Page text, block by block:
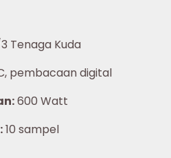
Tenaga Kuda
pembacaan digital
600 Watt
10 sampel